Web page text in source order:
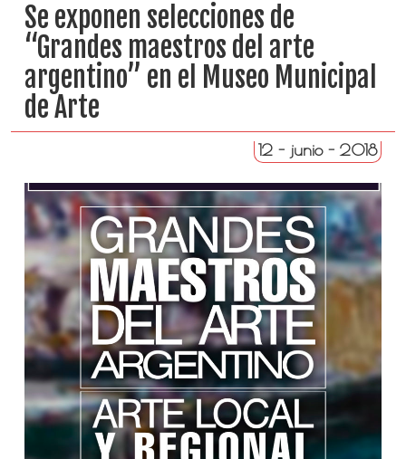
Se exponen selecciones de
“Grandes maestros del arte
argentino” en el Museo Municipal
de Arte
12 - junio - 2018